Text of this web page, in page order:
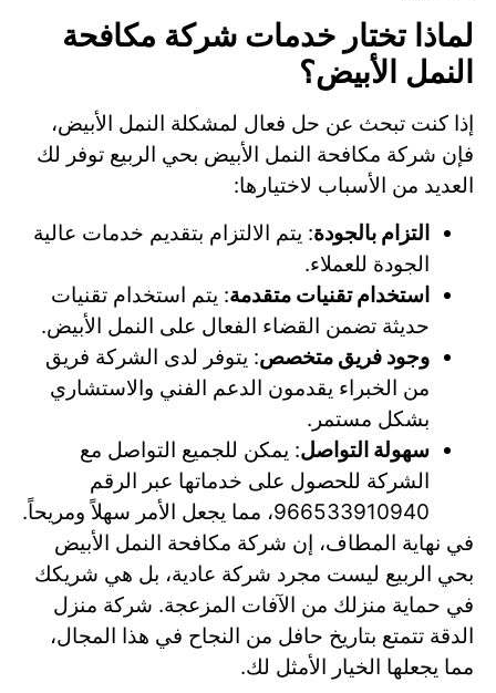
لماذا تختار خدمات شركة مكافحة
النمل الأبيض؟
إذا كنت تبحث عن حل فعال لمشكلة النمل الأبيض،
فإن شركة مكافحة النمل الأبيض بحي الربيع توفر لك
العديد من الأسباب لاختيارها:
التزام بالجودة: يتم الالتزام بتقديم خدمات عالية
الجودة للعملاء.
استخدام تقنيات متقدمة: يتم استخدام تقنيات
حديثة تضمن القضاء الفعال على النمل الأبيض.
وجود فريق متخصص: يتوفر لدى الشركة فريق
من الخبراء يقدمون الدعم الفني والاستشاري
بشكل مستمر.
سهولة التواصل: يمكن للجميع التواصل مع
الشركة للحصول على خدماتها عبر الرقم
966533910940، مما يجعل الأمر سهلاً ومريحاً.
في نهاية المطاف، إن شركة مكافحة النمل الأبيض
بحي الربيع ليست مجرد شركة عادية، بل هي شريكك
في حماية منزلك من الآفات المزعجة. شركة منزل
الدقة تتمتع بتاريخ حافل من النجاح في هذا المجال،
مما يجعلها الخيار الأمثل لك.